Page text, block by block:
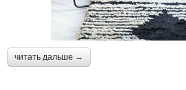
читать дальше →